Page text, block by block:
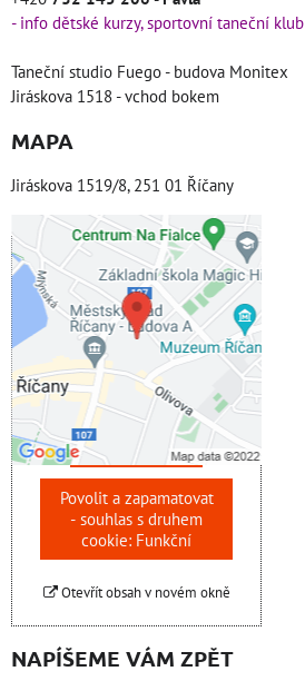
- info dětské kurzy, sportovní taneční klub
Taneční studio Fuego - budova Monitex
Jiráskova 1518 - vchod bokem
MAPA
Jiráskova 1519/8, 251 01 Říčany
Externí obsah je
blokován Volbami
soukromí
Přejete si načíst externí
obsah?
Povolit jednou
Povolit a zapamatovat
- souhlas s druhem
cookie: Funkční
Otevřít obsah v novém okně
NAPÍŠEME VÁM ZPĚT